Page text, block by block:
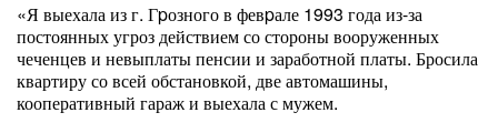
«Я выехала из г. Гpозного в февpале 1993 года из-за
постоянных угроз действием со стороны вооруженных
чеченцев и невыплаты пенсии и заработной платы. Бросила
квартиру со всей обстановкой, две автомашины,
кооперативный гараж и выехала с мужем.